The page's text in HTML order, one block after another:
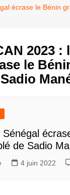
écrase le Bénin
2023 :
le
de Sadio
4 juin 2022